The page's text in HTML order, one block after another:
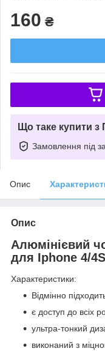
160 ₴
Що таке купити з
Замовлення під
Опис
Опис
Алюмінієвий
для Iphone 4/4S
Характеристики:
Відмінно
є доступ до всіх
ультра-тонкий
виконаний з